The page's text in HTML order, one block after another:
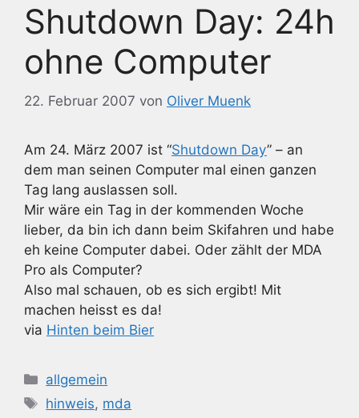
Shutdown Day: 24h
ohne Computer
22. Februar 2007 von Oliver Muenk
Am 24. März 2007 ist “Shutdown Day” – an
dem man seinen Computer mal einen ganzen
Tag lang auslassen soll.
Mir wäre ein Tag in der kommenden Woche
lieber, da bin ich dann beim Skifahren und habe
eh keine Computer dabei. Oder zählt der MDA
Pro als Computer?
Also mal schauen, ob es sich ergibt! Mit
machen heisst es da!
via Hinten beim Bier
Kategorien
allgemein
Schlagwörter
hinweis, mda